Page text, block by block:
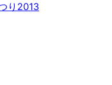
り2013